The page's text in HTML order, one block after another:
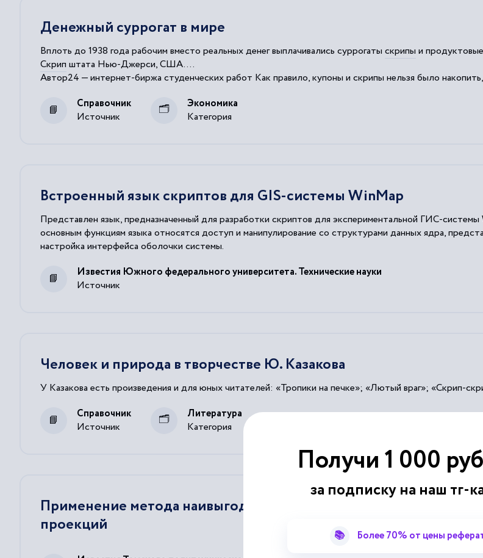
Денежный суррогат в мире
Вплоть до 1938 года рабочим вместо реальных денег выплачивались суррогаты скрипы и
Скрип штата Нью-Джерси, США....
Автор24 — интернет-биржа студенческих работ Как правило, купоны и скрипы нельзя было
Источник
Справочник
Категория
Экономика
Встроенный язык скриптов для GIS-системы WinMap
Представлен язык, предназначенный для разработки скриптов для экспериментальной ГИС-
основным функциям языка относятся доступ и манипулирование со структурами данных ядра,
настройка интерфейса оболочки системы.
Источник
Известия Южного федерального университета. Технические науки
Человек и природа в творчестве Ю. Казакова
У Казакова есть произведения и для юных читателей: «Тропики на печке»; «Лютый враг»; «Скрип-
Источник
Справочник
Категория
Литература
Применение метода наивыгоднейшего проектирования к
проекций
Получи 1 000
за подписку на наш тг-
📚 Более 70% от цены